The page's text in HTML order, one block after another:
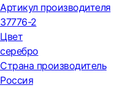
Артикул производителя
37776-2
Цвет
серебро
Страна производитель
Россия